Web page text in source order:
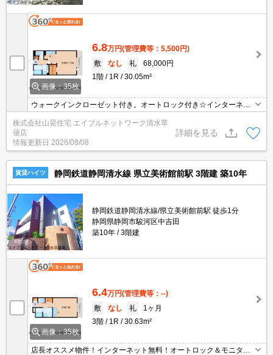
画像：35枚
6.8万円(管理費等：5,500円)
敷
なし 礼
68,000円
1階
1R 30.05m²
ウォークインクローゼット付き。オートロック付き☆インターネッ
ーパーへ700ｍ◇ウォークインクローゼット付きなので収納もラク
ラク♪お部屋探しはエイブルネットワーク清水草薙店におまかせ下さ
いませ（＾▽＾）／今なら駐車場1台確保ＯＫですよ～～社会人様
集まれ～～
株式会社山晃住宅 エイブルネットワーク清水草
薙店
情報更新日 2026/08/08
詳細を見る
賃貸ハイツ 静岡鉄道静岡清水線 県立美術館前駅 3階建 築10年
静岡鉄道静岡清水線/県立美術館前駅 徒歩1分
静岡県静岡市駿河区中吉田
築10年
3階建
画像：35枚
6.4万円(管理費等：--)
敷
なし 礼
1ヶ月
3階
1R 30.63m²
店長オススメ物件！インターネット無料！オートロック＆モニター